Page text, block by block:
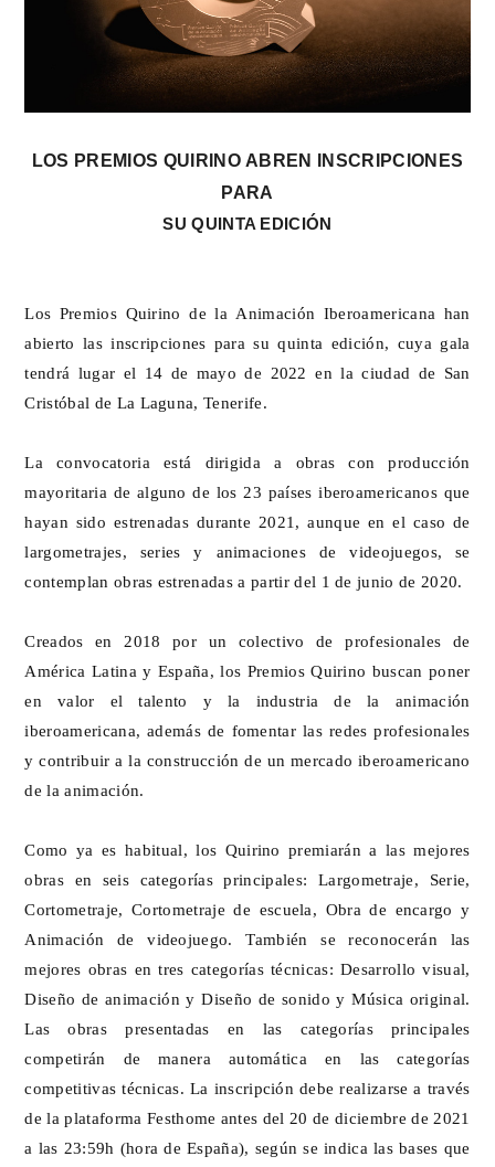
LOS PREMIOS QUIRINO ABREN INSCRIPCIONES
PARA
SU QUINTA EDICIÓN
Los Premios Quirino de la Animación Iberoamericana han
abierto las inscripciones para su quinta edición, cuya gala
tendrá lugar el 14 de mayo de 2022 en la ciudad de San
Cristóbal de La Laguna, Tenerife.
La convocatoria está dirigida a obras con producción
mayoritaria de alguno de los 23 países iberoamericanos que
hayan sido estrenadas durante 2021, aunque en el caso de
largometrajes, series y animaciones de videojuegos, se
contemplan obras estrenadas a partir del 1 de junio de 2020.
Creados en 2018 por un colectivo de profesionales de
América Latina y España, los Premios Quirino buscan poner
en valor el talento y la industria de la animación
iberoamericana, además de fomentar las redes profesionales
y contribuir a la construcción de un mercado iberoamericano
de la animación.
Como ya es habitual, los Quirino premiarán a las mejores
obras en seis categorías principales: Largometraje, Serie,
Cortometraje, Cortometraje de escuela, Obra de encargo y
Animación de videojuego. También se reconocerán las
mejores obras en tres categorías técnicas: Desarrollo visual,
Diseño de animación y Diseño de sonido y Música original.
Las obras presentadas en las categorías principales
competirán de manera automática en las categorías
competitivas técnicas. La inscripción debe realizarse a través
de laplataforma Festhome antes del 20 de diciembre de 2021
a las 23:59h (hora de España), según se indica las bases que